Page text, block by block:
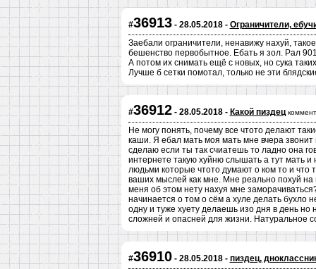
#36913- 28.05.2018 - Ограничители,
Заебали ограничители, ненавижу нахуй,
бешенство первобытное. Ебать я зол. Рал
А потом их снимать ещё с новых, но сука
Лучше б сетки помотал, только не эти
#36912- 28.05.2018 - Какой пиздец
Не могу понять, почему все чтото делают
каши. Я ебал мать моя мать мне вчера звонит
сделаю если ты так счиатешь то ладно она
интернете такую хуйню слышать а тут мать
людьми которые чтото думают о ком то и что
ваших мыслей как мне. Мне реально похуй
меня об этом нету нахуя мне
начинается о том о сём а хуле делать бухло
одну и туже хуету делаешь изо дня в день но
сложней и опасней для жизни. Натуральное
#36910- 28.05.2018 - пиздец,